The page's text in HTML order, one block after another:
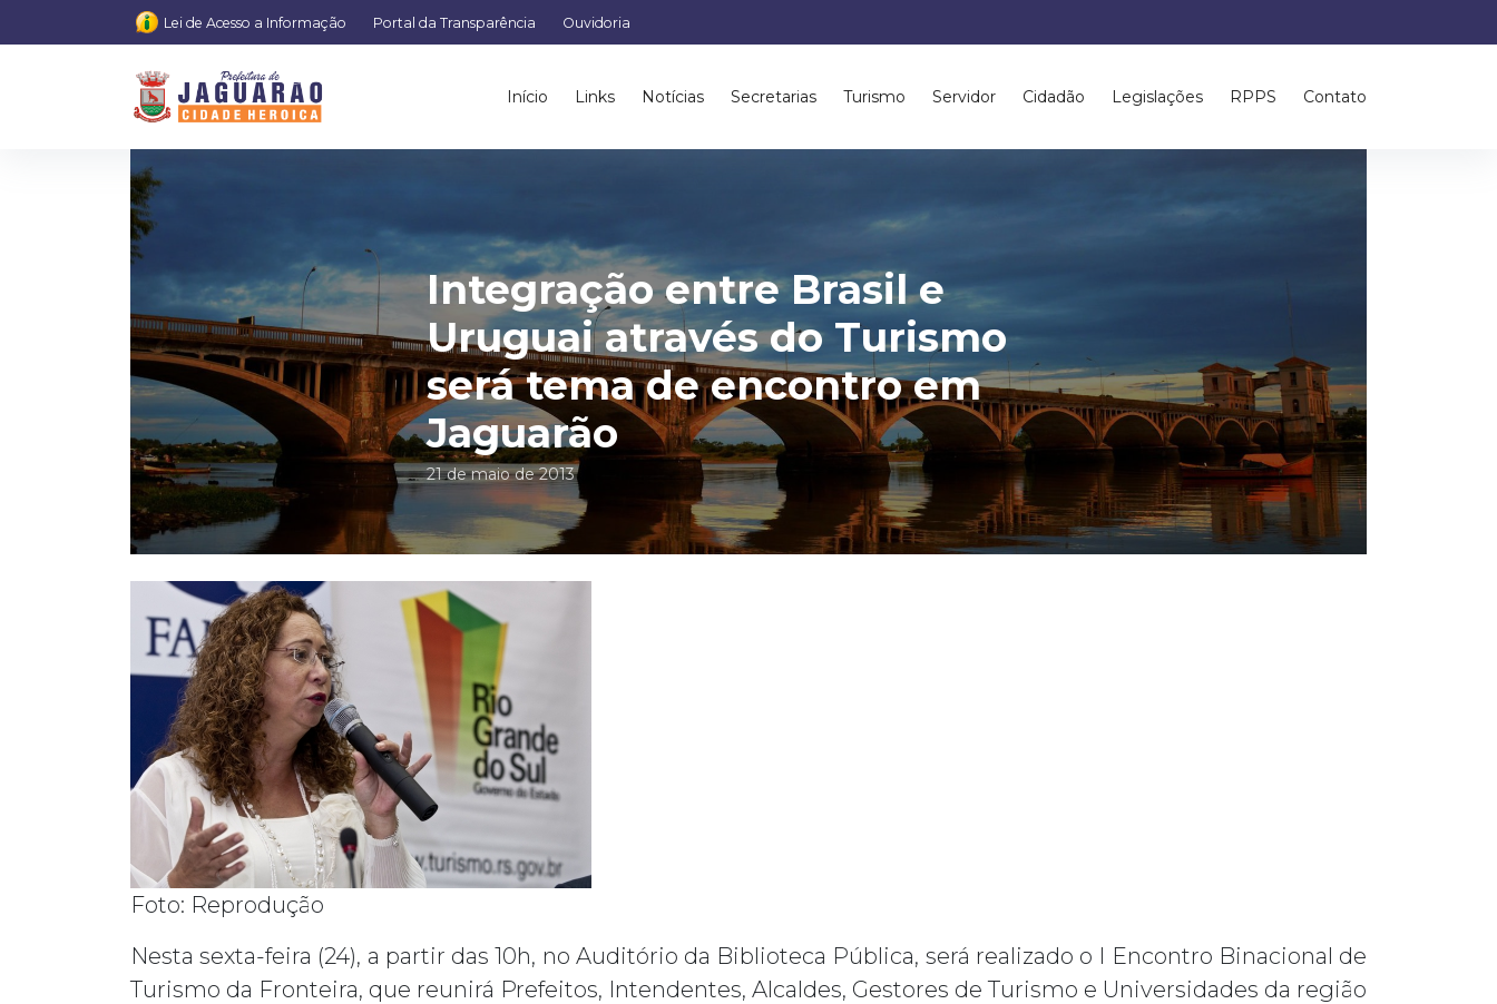
Lei de Acesso a Informação Portal da Transparência Ouvidoria
Início Links Notícias Secretarias Turismo Servidor Cidadão Legislações RPPS Contato
Integração entre Brasil e
Uruguai através do Turismo
será tema de encontro em
Jaguarão
21 de maio de 2013
Foto: Reprodução
Nesta sexta-feira (24), a partir das 10h, no Auditório da Biblioteca Pública, será realizado o I Encontro Binacional de
Turismo da Fronteira, que reunirá Prefeitos, Intendentes, Alcaldes, Gestores de Turismo e Universidades da região